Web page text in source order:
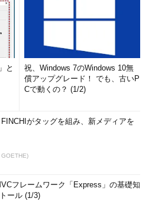
と
祝、Windows 7のWindows 10無
償アップグレード！ でも、古いP
Cで動くの？ (1/2)
がタッグを組み、新メディアを
GOETHE)
フレームワーク「Express」の基礎知
ール (1/3)